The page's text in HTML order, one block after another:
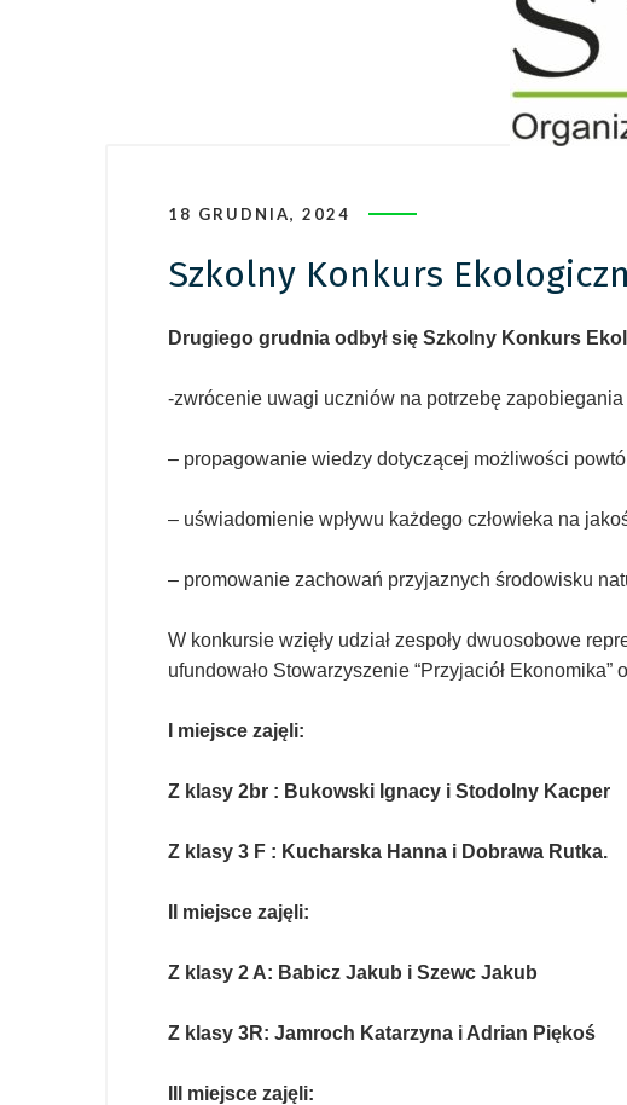
18 GRUDNIA, 2024
Szkolny Konkurs
Drugiego grudnia odbył się Szkolny Konkurs
-zwrócenie uwagi uczniów na potrzebę
– propagowanie wiedzy dotyczącej możliwości
– uświadomienie wpływu każdego człowieka na
– promowanie zachowań przyjaznych środowisku
W konkursie wzięły udział zespoły dwuosobowe
ufundowało Stowarzyszenie “Przyjaciół
I miejsce zajęli:
Z klasy 2br : Bukowski Ignacy i Stodolny Kacper
Z klasy 3 F : Kucharska Hanna i Dobrawa Rutka.
II miejsce zajęli:
Z klasy 2 A: Babicz Jakub i Szewc Jakub
Z klasy 3R: Jamroch Katarzyna i Adrian Piękoś
III miejsce zajęli: